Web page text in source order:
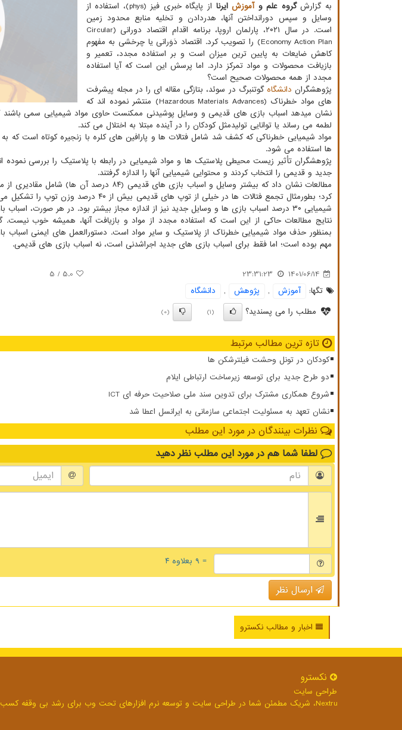
به گزارشگروه علم وآموزشایرنا
از پایگاه خبری فیز (phys)، استفاده از
وسایل و سپس دورانداختن آنها، هدردادن و تخلیه منابع محدود زمین
است. در سال ۲۰۲۱، پارلمان اروپا، برنامه اقدام اقتصاد دورانی (Circular
Economy Action Plan) را تصویب کرد. اقتصاد دَوَرانی یا چرخشی به مفهوم
کاهش ضایعات به پایین ترین میزان است و بر استفاده مجدد، تعمیر و
بازیافت محصولات و مواد تمرکز دارد. اما پرسش این است که آیا استفاده
مجدد از همه محصولات صحیح است؟
پژوهشگران دانشگاه گوتنبرگ در سوئد، بتازگی مقاله ای را در مجله پیشرفت
های مواد خطرناک (Hazardous Materials Advances) منتشر نموده اند که
نشان میدهد اسباب بازی های قدیمی و وسایل پوشیدنی ممکنست حاوی مواد شیمیایی سمی باشند
لطمه می رساند یا توانایی تولیدمثل کودکان را در آینده مبتلا به اختلال می کند.
مواد شیمیایی خطرناکی که کشف شد شامل فتالات ها و پارافین های کلره با زنجیره کوتاه است که به
ها استفاده می شود.
پژوهشگران تأثیر زیست محیطی پلاستیک ها و مواد شیمیایی در رابطه با پلاستیک را بررسی نموده
جدید و قدیمی را انتخاب کردند و محتوایی شیمیایی آنها را اندازه گرفتند.
مطالعات نشان داد که بیشتر وسایل و اسباب بازی های
شیمیایی ۳۰ درصد اسباب بازی ها و وسایل جدید نیز از اندازه مجاز بیشتر بود. در هر صورت، اسباب بازی های قدیمی بصورت معناداری بدتر بودند.
نتایج مطالعات حاکی از این است که استفاده مجدد از مواد و بازیافت آنها، همیشه خوب نیست.
بمنظور حذف مواد شیمیایی خطرناک از پلاستیک و سایر مواد است. دستورالعمل های ایمنی اسباب
مهم بوده است؛ اما فقط برای اسباب بازی های جدید اجراشدنی است، نه اسباب بازی های قدیمی.
1401/06/14
23:31:23
5.0
/ 5
تگها:
آموزش , پژوهش ,
دانشگاه
مطلب را می پسندید؟
(1)
(0)
تازه ترین مطالب مرتبط
کودکان در تونل وحشت فیلترشکن ها
دو طرح جدید برای توسعه زیرساخت ارتباطی ایلام
شروع همکاری مشترک برای تدوین سند ملی صلاحیت حرفه ای ICT
نشان تعهد به مسئولیت اجتماعی سازمانی به ایرانسل اعطا شد
نظرات بینندگان در مورد این مطلب
لطفا شما هم در مورد این مطلب نظر دهید
= ۹ بعلاوه ۴
ارسال نظر
اخبار و مطالب نکسترو
نكسترو
طراحی سایت
Nextru، شریک مطمئن شما در طراحی سایت و توسعه نرم افزارهای تحت وب برای رشد بی وقفه کسب و کار